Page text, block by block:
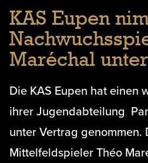
KAS Eupen
Maréchal
Die KAS Eupen hat einen
ihrer Jugendabteilung
unter Vertrag genommen.
Mittelfeldspieler Théo